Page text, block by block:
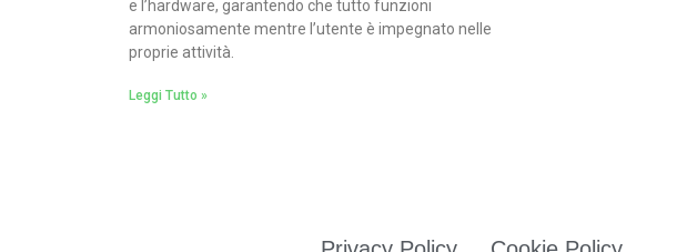
e l’hardware, garantendo che tutto funzioni
armoniosamente mentre l’utente è impegnato nelle
proprie attività.
Leggi Tutto »